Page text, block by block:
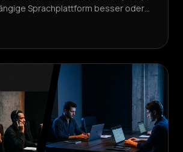
Sprachplattform besser oder